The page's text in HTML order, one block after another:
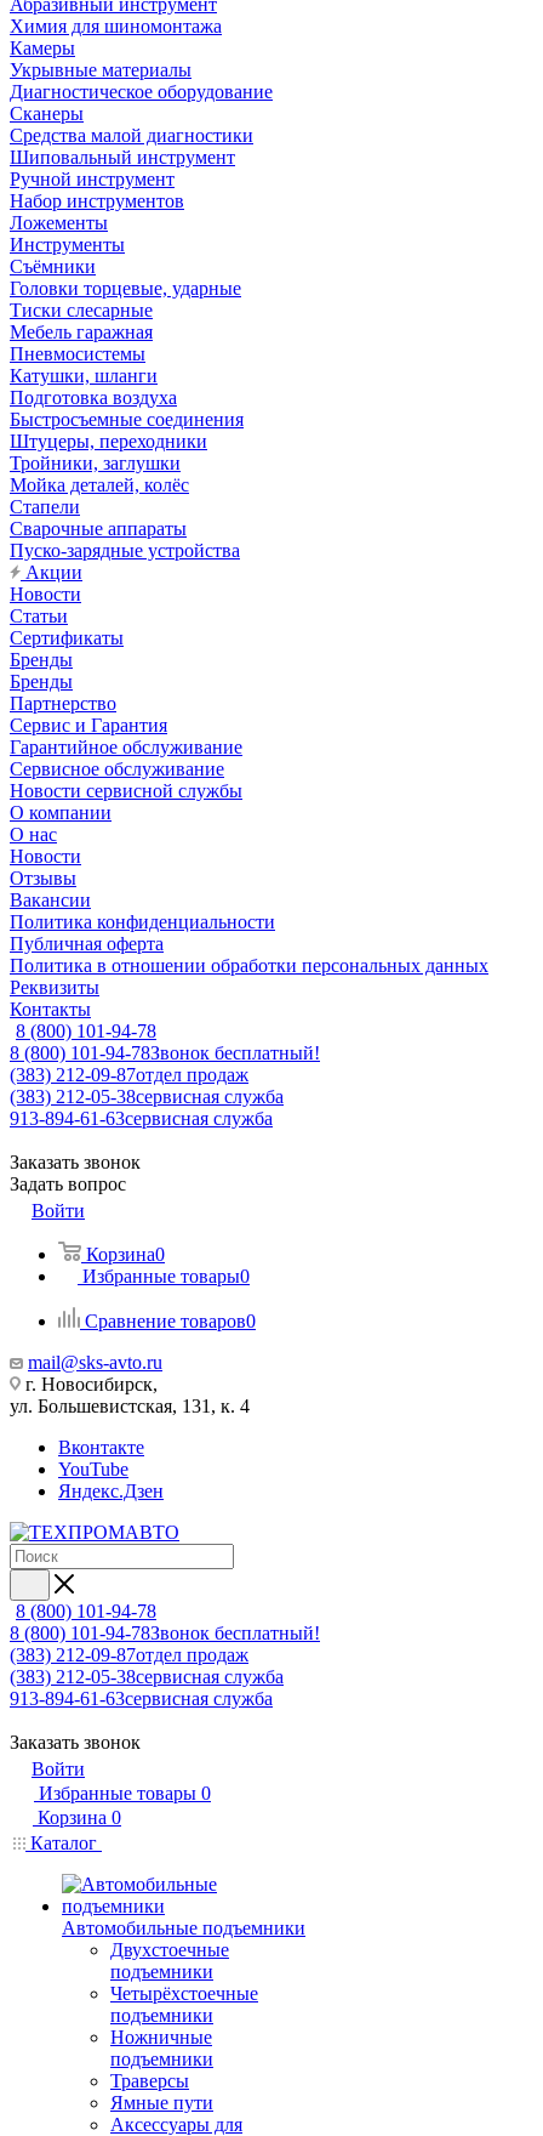
Абразивный инструмент
Химия для шиномонтажа
Камеры
Укрывные материалы
Диагностическое оборудование
Сканеры
Средства малой диагностики
Шиповальный инструмент
Ручной инструмент
Набор инструментов
Ложементы
Инструменты
Съёмники
Головки торцевые, ударные
Тиски слесарные
Мебель гаражная
Пневмосистемы
Катушки, шланги
Подготовка воздуха
Быстросъемные соединения
Штуцеры, переходники
Тройники, заглушки
Мойка деталей, колёс
Стапели
Сварочные аппараты
Пуско-зарядные устройства
Акции
Новости
Статьи
Сертификаты
Бренды
Бренды
Партнерство
Сервис и Гарантия
Гарантийное обслуживание
Сервисное обслуживание
Новости сервисной службы
О компании
О нас
Новости
Отзывы
Вакансии
Политика конфиденциальности
Публичная оферта
Политика в отношении обработки персональных данных
Реквизиты
Контакты
8 (800) 101-94-78
8 (800) 101-94-78Звонок бесплатный!
(383) 212-09-87отдел продаж
(383) 212-05-38сервисная служба
913-894-61-63сервисная служба
Заказать звонок
Задать вопрос
Войти
Корзина0
Избранные товары0
Сравнение товаров0
mail@sks-avto.ru
г. Новосибирск,
ул. Большевистская, 131, к. 4
Вконтакте
YouTube
Яндекс.Дзен
8 (800) 101-94-78
8 (800) 101-94-78Звонок бесплатный!
(383) 212-09-87отдел продаж
(383) 212-05-38сервисная служба
913-894-61-63сервисная служба
Заказать звонок
Войти
Избранные товары 0
Корзина 0
Каталог
Автомобильные подъемники
Двухстоечные
подъемники
Четырёхстоечные
подъемники
Ножничные
подъемники
Траверсы
Ямные пути
Аксессуары для